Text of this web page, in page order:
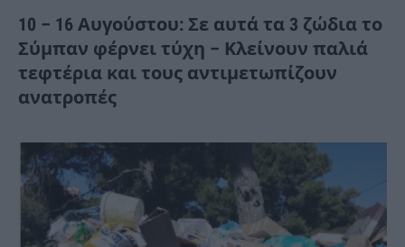
10 – 16 Αυγούστου: Σε αυτά τα 3 ζώδια το
Σύμπαν φέρνει τύχη – Κλείνουν παλιά
τεφτέρια και τους αντιμετωπίζουν
ανατροπές